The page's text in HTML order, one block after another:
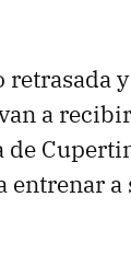
a
de
entrenar